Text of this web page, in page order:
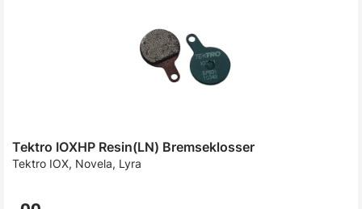
Tektro IOXHP Resin(LN) Bremseklosser
Tektro IOX, Novela, Lyra